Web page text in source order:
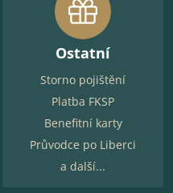
Ostatní
Storno pojištění
Platba FKSP
Benefitní karty
Průvodce po Liberci
a další...